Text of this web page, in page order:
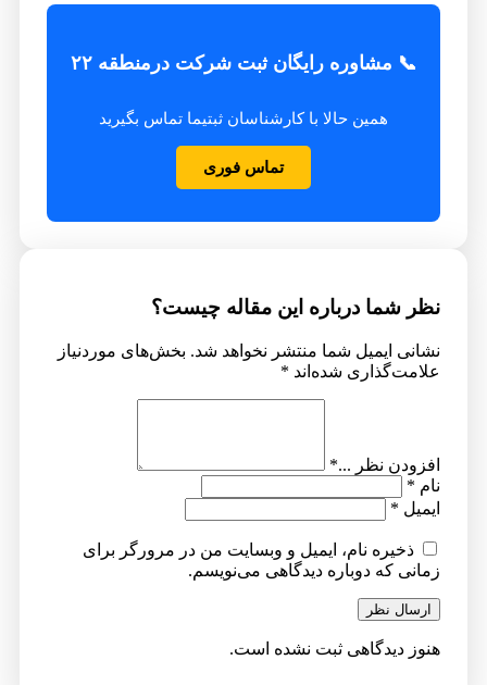
📞 مشاوره رایگان ثبت شرکت درمنطقه ۲۲
همین حالا با کارشناسان ثبتیما تماس بگیرید
تماس فوری
نظر شما درباره این مقاله چیست؟
نشانی ایمیل شما منتشر نخواهد شد. بخش‌های موردنیاز
علامت‌گذاری شده‌اند *
افزودن نظر ...*
نام *
ایمیل *
ذخیره نام، ایمیل و وبسایت من در مرورگر برای
زمانی که دوباره دیدگاهی می‌نویسم.
ارسال نظر
هنوز دیدگاهی ثبت نشده است.